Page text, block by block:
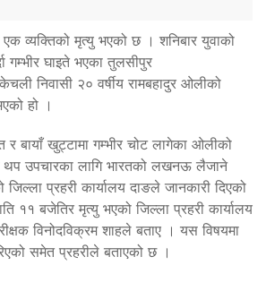
एक व्यक्तिको मृत्यु भएको छ । शनिबार युवाको
गम्भीर घाइते भएका तुलसीपुर
निवासी २० वर्षीय रामबहादुर ओलीको
हो ।
र बायाँ खुट्टामा गम्भीर चोट लागेका ओलीको
थप उपचारका लागि भारतको लखनऊ लैजाने
जिल्ला प्रहरी कार्यालय दाङले जानकारी दिएको
११ बजेतिर मृत्यु भएको जिल्ला प्रहरी कार्यालय
विनोदविक्रम शाहले बताए । यस विषयमा
समेत प्रहरीले बताएको छ ।